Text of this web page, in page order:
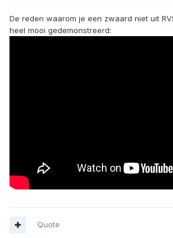
De reden waarom je een zwaard niet uit
heel mooi gedemonstreerd:
Quote